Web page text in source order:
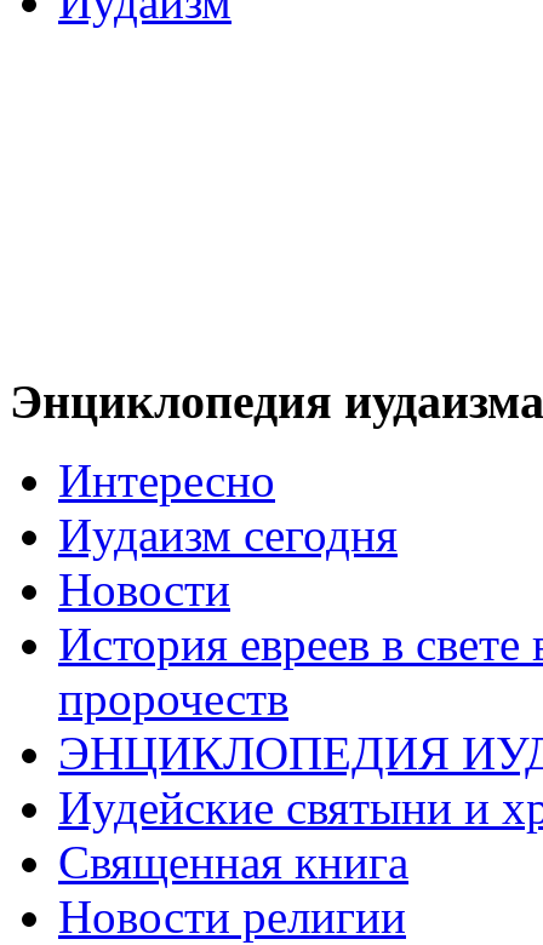
Энциклопедия иудаизма
Интересно
Иудаизм сегодня
Новости
История евреев в
пророчеств
ЭНЦИКЛОПЕДИЯ
Иудейские святыни и
Священная книга
Новости религии